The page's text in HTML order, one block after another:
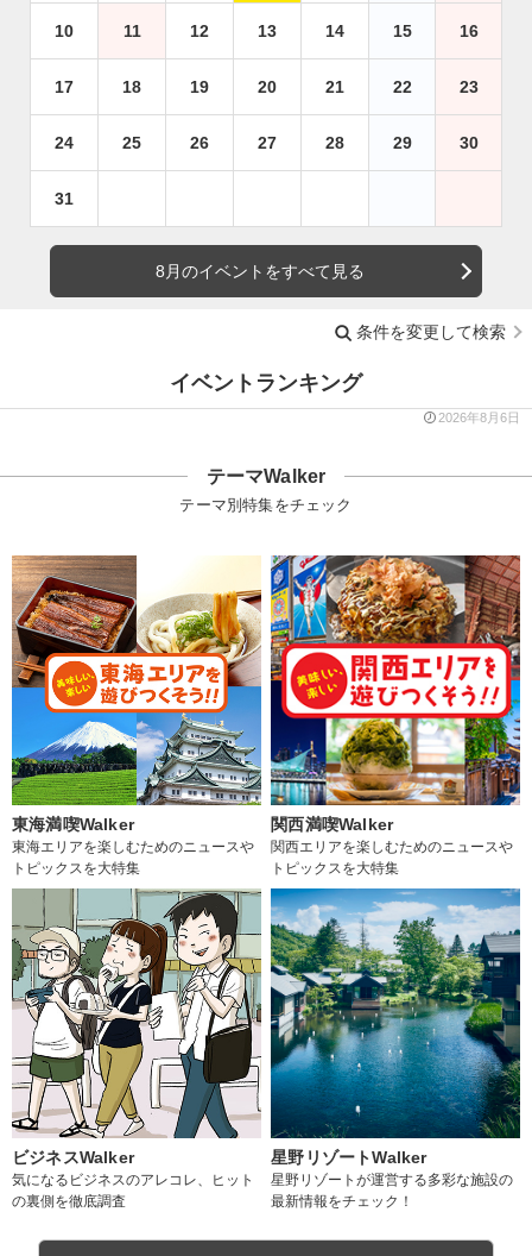
10 11 12 13 14 15 16
17 18 19 20 21 22 23
24 25 26 27 28 29 30
31
8月のイベントをすべて見る
条件を変更して検索
イベントランキング
2026年8月6日
テーマWalker
テーマ別特集をチェック
東海満喫Walker
東海エリアを楽しむためのニュースや
トピックスを大特集
関西満喫Walker
関西エリアを楽しむためのニュースや
トピックスを大特集
ビジネスWalker
気になるビジネスのアレコレ、ヒット
の裏側を徹底調査
星野リゾートWalker
星野リゾートが運営する多彩な施設の
最新情報をチェック！